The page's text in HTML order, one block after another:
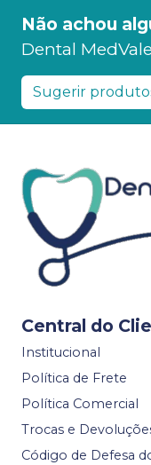
Não achou
Dental MedVale
Sugerir
Central do
Institucional
Política de Frete
Política Comercial
Trocas e
Código de Defesa